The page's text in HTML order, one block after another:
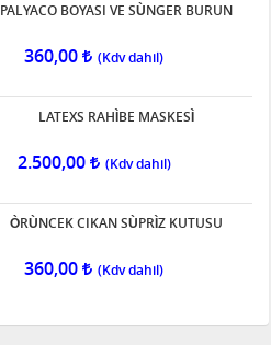
PALYACO BOYASI VE SÙNGER BURUN
360,00
LATEXS RAHÌBE MASKESÌ
2.500,00
ÒRÙNCEK CIKAN SÙPRÌZ KUTUSU
360,00